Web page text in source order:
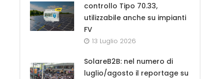
controllo Tipo 70.33,
utilizzabile anche su impianti
FV
13 Luglio 2026
SolareB2B: nel numero di
luglio/agosto il reportage su